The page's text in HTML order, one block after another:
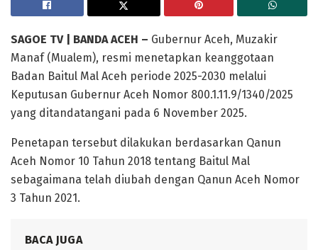
SAGOE TV | BANDA ACEH – Gubernur Aceh, Muzakir
Manaf (Mualem), resmi menetapkan keanggotaan
Badan Baitul Mal Aceh periode 2025-2030 melalui
Keputusan Gubernur Aceh Nomor 800.1.11.9/1340/2025
yang ditandatangani pada 6 November 2025.
Penetapan tersebut dilakukan berdasarkan Qanun
Aceh Nomor 10 Tahun 2018 tentang Baitul Mal
sebagaimana telah diubah dengan Qanun Aceh Nomor
3 Tahun 2021.
BACA JUGA